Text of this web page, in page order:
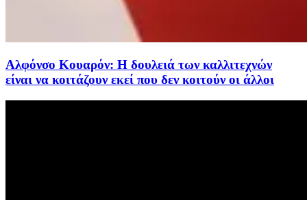
Αλφόνσο Κουαρόν: Η δουλειά των καλλιτεχνών
είναι να κοιτάζουν εκεί που δεν κοιτούν οι άλλοι